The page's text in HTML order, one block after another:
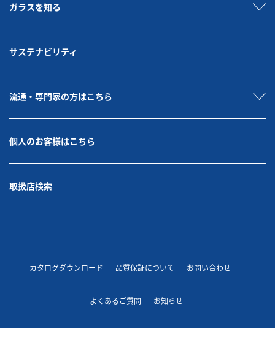
ガラスを知る
サステナビリティ
流通・専門家の方はこちら
個人のお客様はこちら
取扱店検索
カタログダウンロード 品質保証について お問い合わせ
よくあるご質問 お知らせ